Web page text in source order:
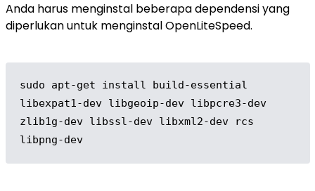
Anda harus menginstal beberapa dependensi yang
diperlukan untuk menginstal OpenLiteSpeed.
sudo apt-get install build-essential
libexpat1-dev libgeoip-dev libpcre3-dev
zlib1g-dev libssl-dev libxml2-dev rcs
libpng-dev